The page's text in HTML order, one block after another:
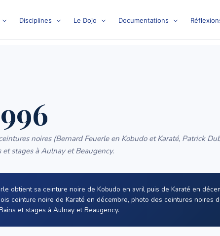
Disciplines Le Dojo Documentations
noires (Bernard Feuerle en Kobudo et Karaté, Patrick
stages à Aulnay et Beaugency.
obtient sa ceinture noire de Kobudo en avril puis de Karaté en
ceinture noire de Karaté en décembre, photo des ceintures noires
et stages à Aulnay et Beaugency.